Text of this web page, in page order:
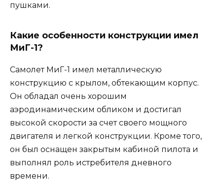
пушками.
Какие особенности конструкции имел
МиГ-1?
Самолет МиГ-1 имел металлическую
конструкцию с крылом, обтекающим корпус.
Он обладал очень хорошим
аэродинамическим обликом и достигал
высокой скорости за счет своего мощного
двигателя и легкой конструкции. Кроме того,
он был оснащен закрытым кабиной пилота и
выполнял роль истребителя дневного
времени.